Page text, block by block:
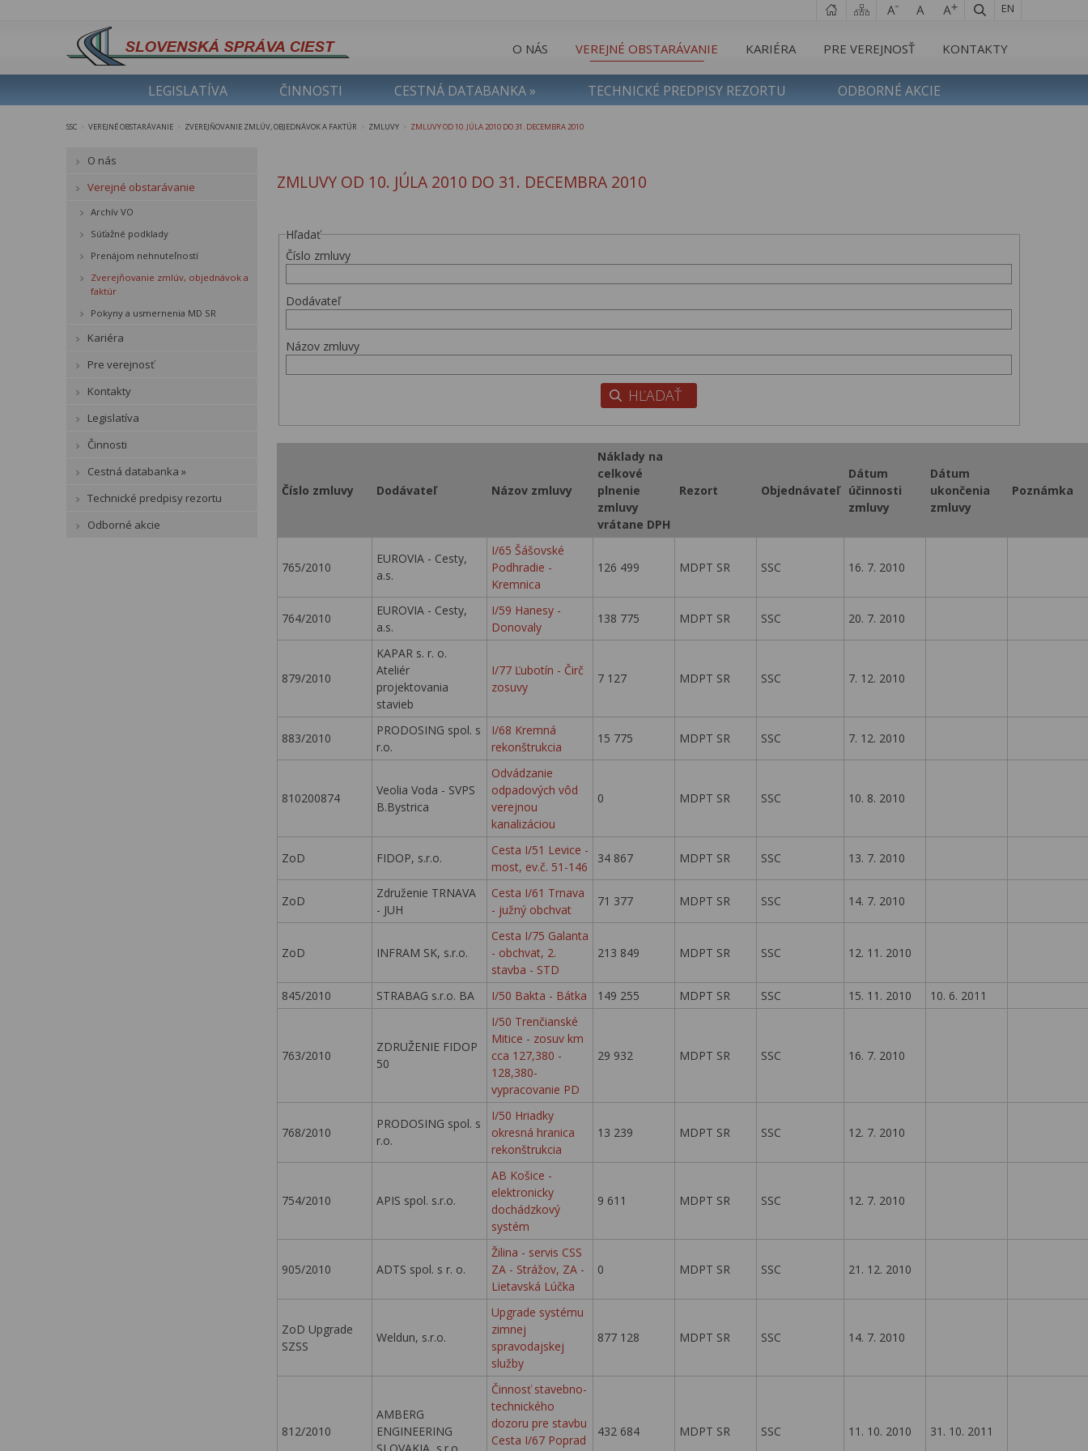
EN
O NÁS VEREJNÉ OBSTARÁVANIE KARIÉRA PRE VEREJNOSŤ KONTAKTY
LEGISLATÍVA ČINNOSTI CESTNÁ DATABANKA » TECHNICKÉ PREDPISY REZORTU ODBORNÉ AKCIE
SSC VEREJNÉ OBSTARÁVANIE ZVEREJŇOVANIE ZMLÚV, OBJEDNÁVOK A FAKTÚR ZMLUVY ZMLUVY OD 10. JÚLA 2010 DO 31. DECEMBRA 2010
ZMLUVY OD 10. JÚLA 2010 DO 31. DECEMBRA 2010
Hľadať
Číslo zmluvy
Dodávateľ
Názov zmluvy
Číslo zmluvy Dodávateľ Názov zmluvy
Náklady na
celkové
plnenie
zmluvy
vrátane DPH
Rezort Objednávateľ
Dátum
účinnosti
zmluvy
Dátum
ukončenia
zmluvy
Poznámka
765/2010
EUROVIA - Cesty,
a.s.
I/65 Šášovské
Podhradie -
Kremnica
126 499 MDPT SR SSC 16. 7. 2010
764/2010
EUROVIA - Cesty,
a.s.
I/59 Hanesy -
Donovaly
138 775 MDPT SR SSC 20. 7. 2010
879/2010
KAPAR s. r. o.
Ateliér
projektovania
stavieb
I/77 Ľubotín - Čirč
zosuvy
7 127 MDPT SR SSC 7. 12. 2010
883/2010
PRODOSING spol. s
r.o.
I/68 Kremná
rekonštrukcia
15 775 MDPT SR SSC 7. 12. 2010
810200874
Veolia Voda - SVPS
B.Bystrica
Odvádzanie
odpadových vôd
verejnou
kanalizáciou
0 MDPT SR SSC 10. 8. 2010
ZoD FIDOP, s.r.o.
Cesta I/51 Levice -
most, ev.č. 51-146
34 867 MDPT SR SSC 13. 7. 2010
ZoD
Združenie TRNAVA
- JUH
Cesta I/61 Trnava
- južný obchvat
71 377 MDPT SR SSC 14. 7. 2010
ZoD INFRAM SK, s.r.o.
Cesta I/75 Galanta
- obchvat, 2.
stavba - STD
213 849 MDPT SR SSC 12. 11. 2010
845/2010 STRABAG s.r.o. BA I/50 Bakta - Bátka 149 255 MDPT SR SSC 15. 11. 2010 10. 6. 2011
763/2010
ZDRUŽENIE FIDOP
50
I/50 Trenčianské
Mitice - zosuv km
cca 127,380 -
128,380-
vypracovanie PD
29 932 MDPT SR SSC 16. 7. 2010
768/2010
PRODOSING spol. s
r.o.
I/50 Hriadky
okresná hranica
rekonštrukcia
13 239 MDPT SR SSC 12. 7. 2010
754/2010 APIS spol. s.r.o.
AB Košice -
elektronicky
dochádzkový
systém
9 611 MDPT SR SSC 12. 7. 2010
905/2010 ADTS spol. s r. o.
Žilina - servis CSS
ZA - Strážov, ZA -
Lietavská Lúčka
0 MDPT SR SSC 21. 12. 2010
ZoD Upgrade
SZSS
Weldun, s.r.o.
Upgrade systému
zimnej
spravodajskej
služby
877 128 MDPT SR SSC 14. 7. 2010
812/2010
AMBERG
ENGINEERING
SLOVAKIA, s.r.o.
Činnosť stavebno-
technického
dozoru pre stavbu
Cesta I/67 Poprad
432 684 MDPT SR SSC 11. 10. 2010 31. 10. 2011
O nás
Verejné obstarávanie
Archív VO
Súťažné podklady
Prenájom nehnuteľností
Zverejňovanie zmlúv, objednávok a
faktúr
Pokyny a usmernenia MD SR
Kariéra
Pre verejnosť
Kontakty
Legislatíva
Činnosti
Cestná databanka »
Technické predpisy rezortu
Odborné akcie